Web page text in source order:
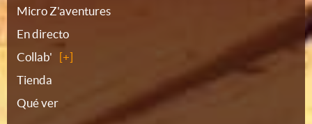
sitio
Micro Z'aventures
En directo
Collab'
Tienda
Qué ver